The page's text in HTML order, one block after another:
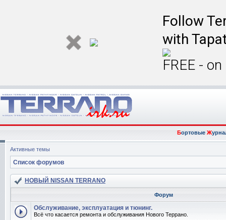
Follow
with
FREE -
БортовыеЖ
Активные темы
Список форумов
НОВЫЙ NISSAN TERRANO
Форум
Обслуживание, эксплуатация и тюнинг.
Всё что касается ремонта и обслуживания Нового Террано.